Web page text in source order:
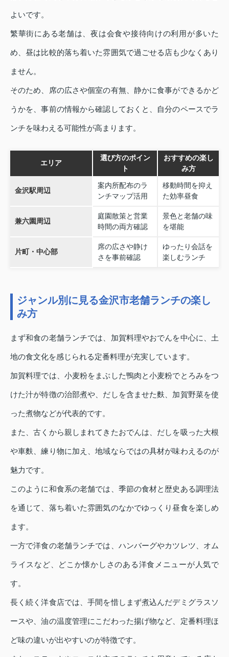
よいです。
繁華街にある老舗は、夜は会食や接待向けの利用が多いた
め、昼は比較的落ち着いた雰囲気で過ごせる店も少なくあり
ません。
そのため、席の広さや個室の有無、静かに食事ができるかど
うかを、事前の情報から確認しておくと、自分のペースでラ
ンチを味わえる可能性が高まります。
エリア
選び方のポイン
ト
おすすめの楽し
み方
金沢駅周辺
案内所配布のラ
ンチマップ活用
移動時間を抑え
た効率昼食
兼六園周辺
庭園散策と営業
時間の両方確認
景色と老舗の味
を堪能
片町・中心部
席の広さや静け
さを事前確認
ゆったり会話を
楽しむランチ
ジャンル別に見る金沢市老舗ランチの楽し
み方
まず和食の老舗ランチでは、加賀料理やおでんを中心に、土
地の食文化を感じられる定番料理が充実しています。
加賀料理では、小麦粉をまぶした鴨肉と小麦粉でとろみをつ
けた汁が特徴の治部煮や、だしを含ませた麩、加賀野菜を使
った煮物などが代表的です。
また、古くから親しまれてきたおでんは、だしを吸った大根
や車麩、練り物に加え、地域ならではの具材が味わえるのが
魅力です。
このように和食系の老舗では、季節の食材と歴史ある調理法
を通じて、落ち着いた雰囲気のなかでゆっくり昼食を楽しめ
ます。
一方で洋食の老舗ランチでは、ハンバーグやカツレツ、オム
ライスなど、どこか懐かしさのある洋食メニューが人気で
す。
長く続く洋食店では、手間を惜しまず煮込んだデミグラスソ
ースや、油の温度管理にこだわった揚げ物など、定番料理ほ
ど味の違いが出やすいのが特徴です。